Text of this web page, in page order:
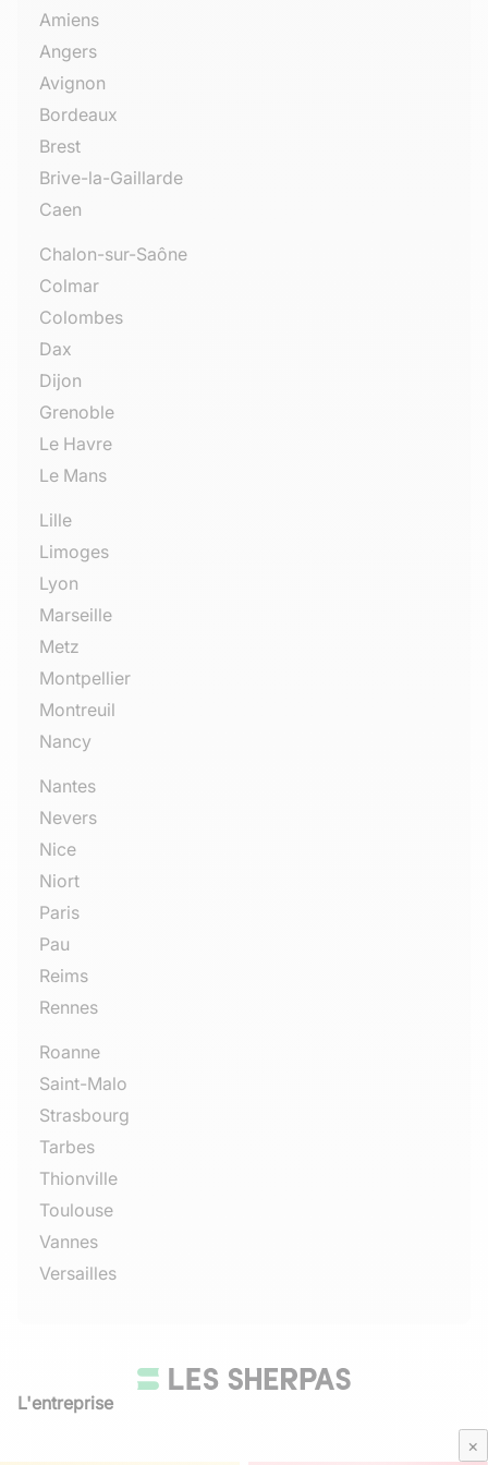
×
Amiens
Angers
Avignon
Bordeaux
Brest
Brive-la-Gaillarde
Caen
Chalon-sur-Saône
Colmar
Colombes
Dax
Dijon
Grenoble
Le Havre
Le Mans
Lille
Limoges
Lyon
Marseille
Metz
Montpellier
Montreuil
Nancy
Nantes
Nevers
Nice
Niort
Paris
Pau
Reims
Rennes
Roanne
Saint-Malo
Strasbourg
Tarbes
Thionville
Toulouse
Vannes
Versailles
L'entreprise